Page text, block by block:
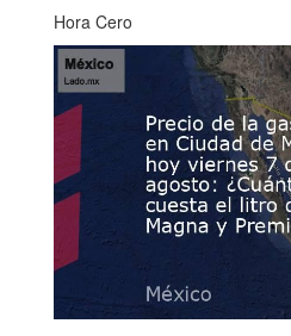
Hora Cero